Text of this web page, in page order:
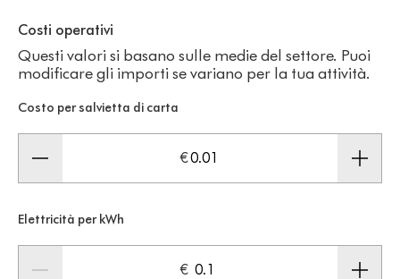
Costi operativi
Questi valori si basano sulle medie del settore. Puoi
modificare gli importi se variano per la tua attività.
Costo per salvietta di carta
€
Elettricità per kWh
€